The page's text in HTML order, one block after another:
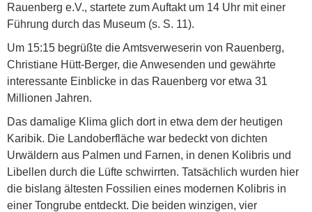
Rauenberg e.V., startete zum Auftakt um 14 Uhr mit einer
Führung durch das Museum (s. S. 11).
Um 15:15 begrüßte die Amtsverweserin von Rauenberg,
Christiane Hütt-Berger, die Anwesenden und gewährte
interessante Einblicke in das Rauenberg vor etwa 31
Millionen Jahren.
Das damalige Klima glich dort in etwa dem der heutigen
Karibik. Die Landoberfläche war bedeckt von dichten
Urwäldern aus Palmen und Farnen, in denen Kolibris und
Libellen durch die Lüfte schwirrten. Tatsächlich wurden hier
die bislang ältesten Fossilien eines modernen Kolibris in
einer Tongrube entdeckt. Die beiden winzigen, vier